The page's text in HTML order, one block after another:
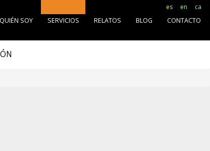
QUIÉN SOY SERVICIOS RELATOS BLOG CONTACTO
es en ca